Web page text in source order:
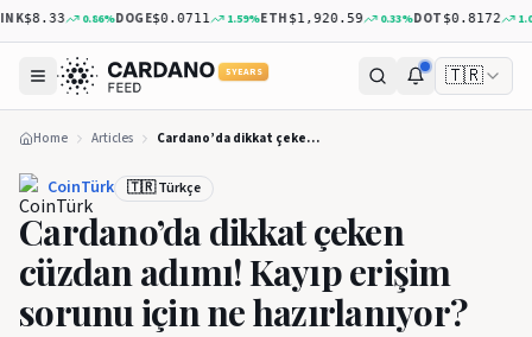
$8.33 0.86%DOGE$0.0711 1.59%ETH$1,920.59 0.33%DOT$0.8172 1.01
5 YEARS 🇹🇷
Home Articles Cardano’da dikkat çeken cüzdan adımı! Kayıp erişim sorunu için ne hazırlanıyor?
CoinTürk 🇹🇷 Türkçe
Cardano’da dikkat çeken
cüzdan adımı! Kayıp erişim
sorunu için ne hazırlanıyor?